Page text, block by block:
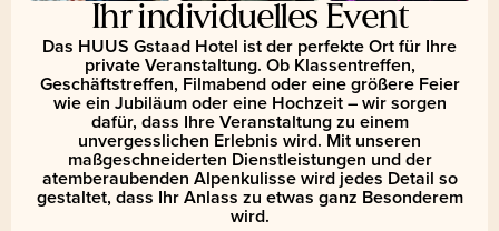
Ihr individuelles Event
Das HUUS Gstaad Hotel ist der perfekte Ort für Ihre
private Veranstaltung. Ob Klassentreffen,
Geschäftstreffen, Filmabend oder eine größere Feier
wie ein Jubiläum oder eine Hochzeit – wir sorgen
dafür, dass Ihre Veranstaltung zu einem
unvergesslichen Erlebnis wird. Mit unseren
maßgeschneiderten Dienstleistungen und der
atemberaubenden Alpenkulisse wird jedes Detail so
gestaltet, dass Ihr Anlass zu etwas ganz Besonderem
wird.